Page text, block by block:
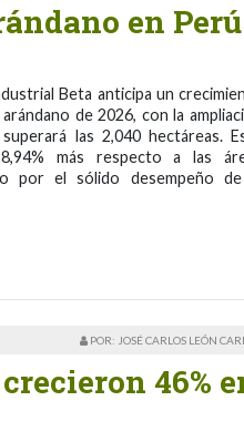
en Perú
Beta anticipa un
de 2026, con la
las 2,040 hectáreas.
más respecto a las
por el sólido desempeño
POR: JOSÉ CARLOS LEÓN
46%